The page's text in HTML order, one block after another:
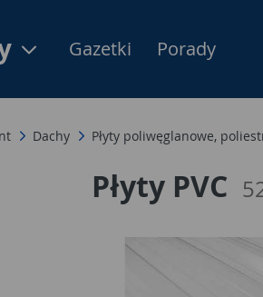
Gazetki Porady
Dachy Płyty poliwęglanowe,
Płyty PVC